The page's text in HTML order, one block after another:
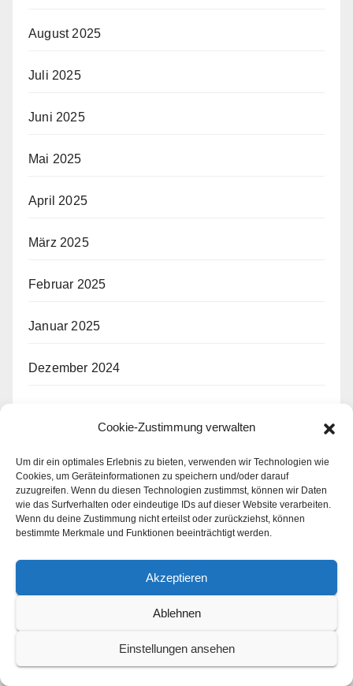
Cookie-Zustimmung verwalten
Um dir ein optimales Erlebnis zu bieten, verwenden wir Technologien wie
Cookies, um Geräteinformationen zu speichern und/oder darauf
zuzugreifen. Wenn du diesen Technologien zustimmst, können wir Daten
wie das Surfverhalten oder eindeutige IDs auf dieser Website verarbeiten.
Wenn du deine Zustimmung nicht erteilst oder zurückziehst, können
bestimmte Merkmale und Funktionen beeinträchtigt werden.
Akzeptieren
Ablehnen
Einstellungen ansehen
August 2025
Juli 2025
Juni 2025
Mai 2025
April 2025
März 2025
Februar 2025
Januar 2025
Dezember 2024
September 2024
August 2024